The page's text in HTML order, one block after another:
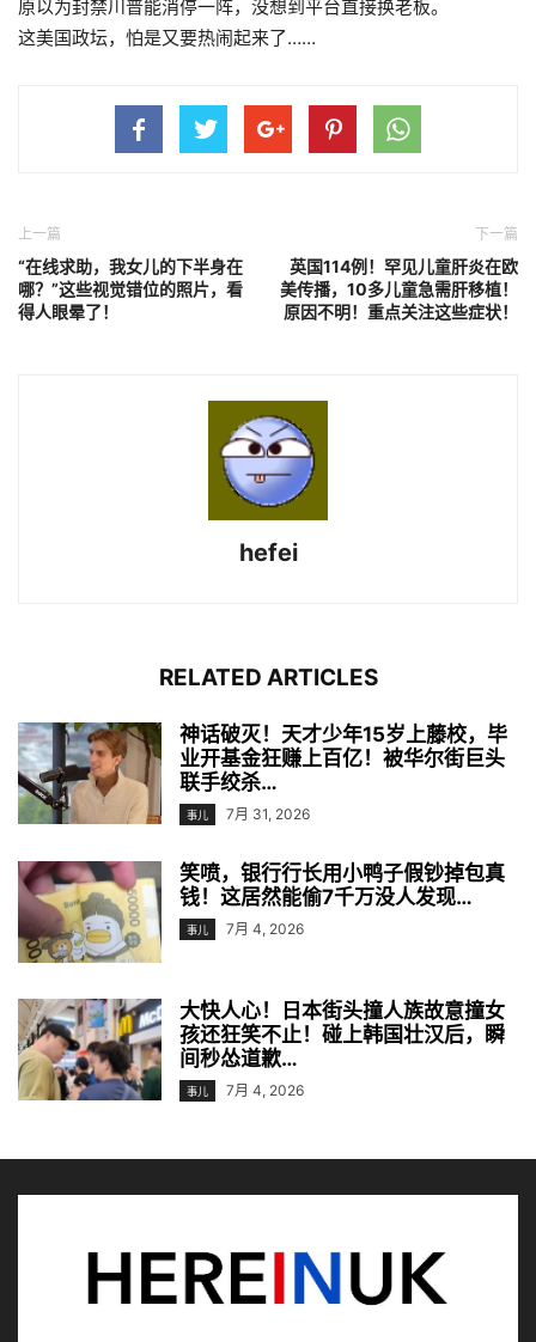
原以为封禁川普能消停一阵，没想到平台直接换老板。
这美国政坛，怕是又要热闹起来了……
上一篇
“在线求助，我女儿的下半身在
哪？”这些视觉错位的照片，看
得人眼晕了！
下一篇
英国114例！罕见儿童肝炎在欧
美传播，10多儿童急需肝移植！
原因不明！重点关注这些症状！
hefei
RELATED ARTICLES
神话破灭！天才少年15岁上藤校，毕
业开基金狂赚上百亿！被华尔街巨头
联手绞杀…
事儿 7月 31, 2026
笑喷，银行行长用小鸭子假钞掉包真
钱！这居然能偷7千万没人发现…
事儿 7月 4, 2026
大快人心！日本街头撞人族故意撞女
孩还狂笑不止！碰上韩国壮汉后，瞬
间秒怂道歉…
事儿 7月 4, 2026